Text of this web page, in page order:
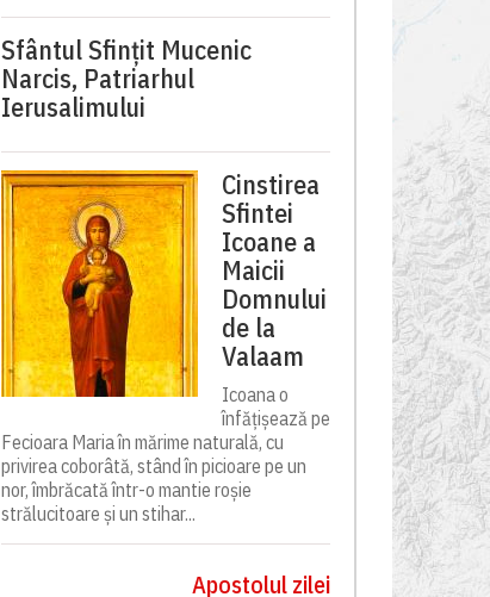
Sfântul Sfinţit Mucenic
Narcis, Patriarhul
Ierusalimului
Cinstirea
Sfintei
Icoane a
Maicii
Domnului
de la
Valaam
Icoana o
înfățișează pe
Fecioara Maria în mărime naturală, cu
privirea coborâtă, stând în picioare pe un
nor, îmbrăcată într-o mantie roșie
strălucitoare și un stihar...
Apostolul zilei